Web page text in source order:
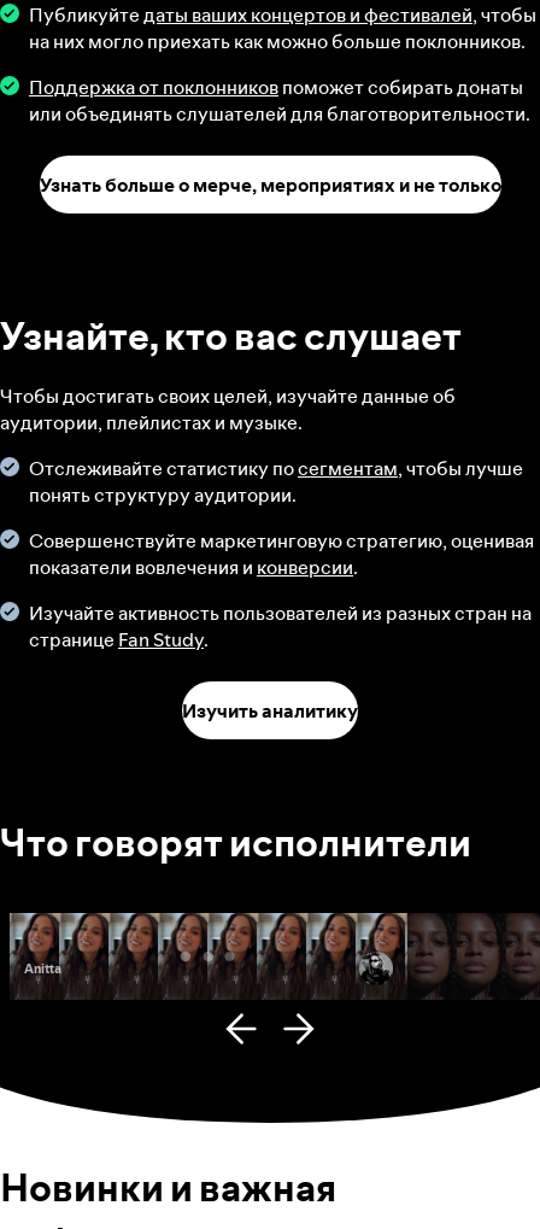
Публикуйтедаты ваших концертов и фестивалей, чтобы
на них могло приехать как можно больше поклонников.
Поддержка от поклонниковпоможет собирать донаты
или объединять слушателей для благотворительности.
Узнать больше о мерче, мероприятиях и не только
Узнайте, кто вас слушает
Чтобы достигать своих целей, изучайте данные об
аудитории, плейлистах и музыке.
Отслеживайте статистику посегментам, чтобы лучше
понять структуру аудитории.
Совершенствуйте маркетинговую стратегию, оценивая
показатели вовлечения и конверсии.
Изучайте активность пользователей из разных стран на
странице Fan Study.
Изучить аналитику
Что говорят исполнители
Anitta Fana Hues
Новинки и важная